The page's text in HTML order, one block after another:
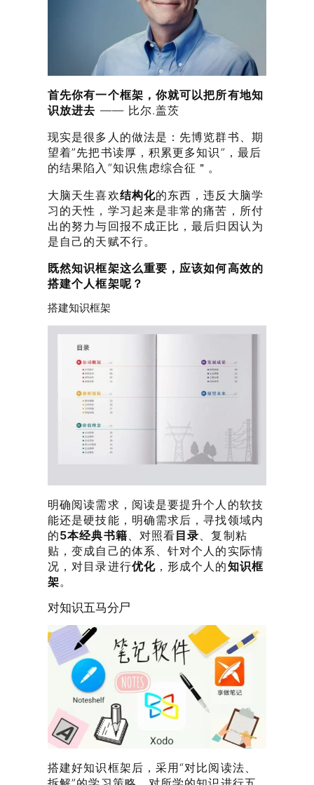
首先你有一个框架，你就可以把所有地知
识放进去 —— 比尔.盖茨
现实是很多人的做法是：先博览群书、期
望着”先把书读厚，积累更多知识”，最后
的结果陷入“知识焦虑综合征＂。
大脑天生喜欢结构化的东西，违反大脑学
习的天性，学习起来是非常的痛苦，所付
出的努力与回报不成正比，最后归因认为
是自己的天赋不行。
既然知识框架这么重要，应该如何高效的
搭建个人框架呢？
搭建知识框架
明确阅读需求，阅读是要提升个人的软技
能还是硬技能，明确需求后，寻找领域内
的5本经典书籍 、对照看目录 、复制粘
贴，变成自己的体系、针对个人的实际情
况，对目录进行优化，形成个人的知识框
架。
对知识五马分尸
搭建好知识框架后，采用“对比阅读法、